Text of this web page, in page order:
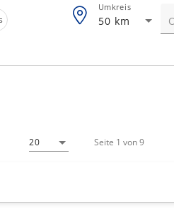
50 km
Umkreis
20 Seite 1 von 9